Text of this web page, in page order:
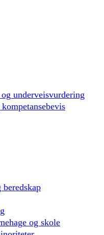
underveisvurdering
beredskap
og skole